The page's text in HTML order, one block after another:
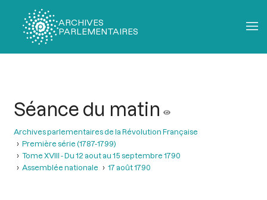
ARCHIVES
PARLEMENTAIRES
Séance du matin
Archives parlementaires de la Révolution Française
Première série (1787-1799)
Tome XVIII - Du 12 aout au 15 septembre 1790
Assemblée nationale
17 août 1790